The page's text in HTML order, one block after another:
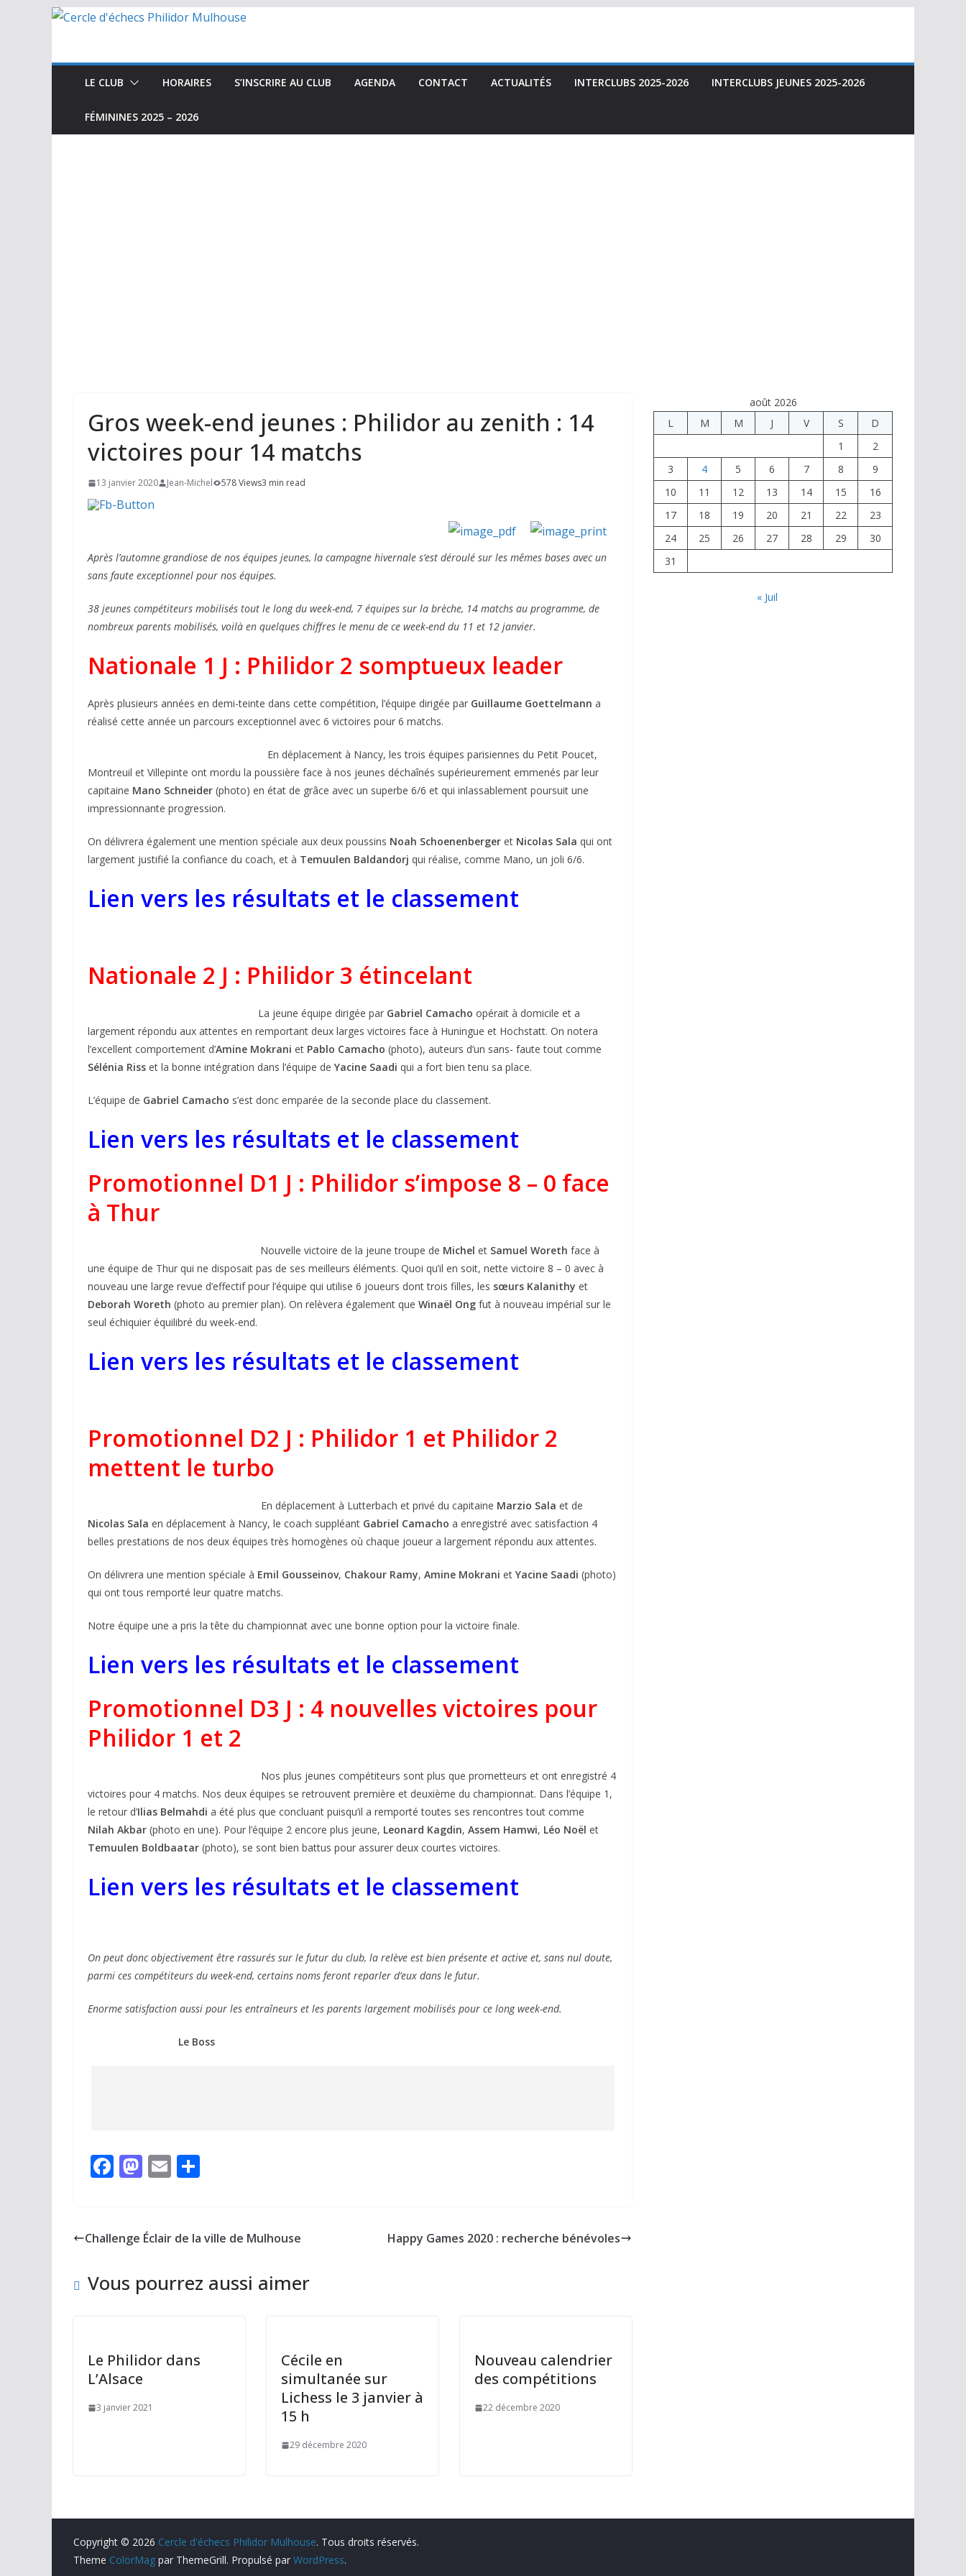
Passer
LE CLUB HORAIRES S’INSCRIRE AU CLUB AGENDA CONTACT ACTUALITÉS INTERCLUBS 2025-2026 INTERCLUBS JEUNES 2025-2026
FÉMININES 2025 – 2026
Gros week-end jeunes : Philidor au zenith : 14
victoires pour 14 matchs
13 janvier 2020 Jean-Michel 578 Views3 min read
Après l’automne grandiose de nos équipes jeunes, la campagne hivernale s’est déroulé sur les mêmes bases avec un
sans faute exceptionnel pour nos équipes.
38 jeunes compétiteurs mobilisés tout le long du week-end, 7 équipes sur la brèche, 14 matchs au programme, de
nombreux parents mobilisés, voilà en quelques chiffres le menu de ce week-end du 11 et 12 janvier.
Nationale 1 J : Philidor 2 somptueux leader
Après plusieurs années en demi-teinte dans cette compétition, l’équipe dirigée par Guillaume Goettelmann a
réalisé cette année un parcours exceptionnel avec 6 victoires pour 6 matchs.
En déplacement à Nancy, les trois équipes parisiennes du Petit Poucet,
Montreuil et Villepinte ont mordu la poussière face à nos jeunes déchaînés supérieurement emmenés par leur
capitaine Mano Schneider (photo) en état de grâce avec un superbe 6/6 et qui inlassablement poursuit une
impressionnante progression.
On délivrera également une mention spéciale aux deux poussins Noah Schoenenberger et Nicolas Sala qui ont
largement justifié la confiance du coach, et à Temuulen Baldandorj qui réalise, comme Mano, un joli 6/6.
Lien vers les résultats et le classement
Nationale 2 J : Philidor 3 étincelant
La jeune équipe dirigée par Gabriel Camacho opérait à domicile et a
largement répondu aux attentes en remportant deux larges victoires face à Huningue et Hochstatt. On notera
l’excellent comportement d’Amine Mokrani et Pablo Camacho (photo), auteurs d’un sans- faute tout comme
Sélénia Riss et la bonne intégration dans l’équipe de Yacine Saadi qui a fort bien tenu sa place.
L’équipe de Gabriel Camacho s’est donc emparée de la seconde place du classement.
Lien vers les résultats et le classement
Promotionnel D1 J : Philidor s’impose 8 – 0 face
à Thur
Nouvelle victoire de la jeune troupe de Michel et Samuel Woreth face à
une équipe de Thur qui ne disposait pas de ses meilleurs éléments. Quoi qu’il en soit, nette victoire 8 – 0 avec à
nouveau une large revue d’effectif pour l’équipe qui utilise 6 joueurs dont trois filles, les sœurs Kalanithy et
Deborah Woreth (photo au premier plan). On relèvera également que Winaël Ong fut à nouveau impérial sur le
seul échiquier équilibré du week-end.
Lien vers les résultats et le classement
Promotionnel D2 J : Philidor 1 et Philidor 2
mettent le turbo
En déplacement à Lutterbach et privé du capitaine Marzio Sala et de
Nicolas Sala en déplacement à Nancy, le coach suppléant Gabriel Camacho a enregistré avec satisfaction 4
belles prestations de nos deux équipes très homogènes où chaque joueur a largement répondu aux attentes.
On délivrera une mention spéciale à Emil Gousseinov, Chakour Ramy, Amine Mokrani et Yacine Saadi (photo)
qui ont tous remporté leur quatre matchs.
Notre équipe une a pris la tête du championnat avec une bonne option pour la victoire finale.
Lien vers les résultats et le classement
Promotionnel D3 J : 4 nouvelles victoires pour
Philidor 1 et 2
Nos plus jeunes compétiteurs sont plus que prometteurs et ont enregistré 4
victoires pour 4 matchs. Nos deux équipes se retrouvent première et deuxième du championnat. Dans l’équipe 1,
le retour d’Ilias Belmahdi a été plus que concluant puisqu’il a remporté toutes ses rencontres tout comme
Nilah Akbar (photo en une). Pour l’équipe 2 encore plus jeune, Leonard Kagdin, Assem Hamwi, Léo Noël et
Temuulen Boldbaatar (photo), se sont bien battus pour assurer deux courtes victoires.
Lien vers les résultats et le classement
On peut donc objectivement être rassurés sur le futur du club, la relève est bien présente et active et, sans nul doute,
parmi ces compétiteurs du week-end, certains noms feront reparler d’eux dans le futur.
Enorme satisfaction aussi pour les entraîneurs et les parents largement mobilisés pour ce long week-end.
Le Boss
F
b
o
M
d
n
E
l g
Challenge Éclair de la ville de Mulhouse Happy Games 2020 : recherche bénévoles
Vous pourrez aussi aimer
Le Philidor dans
L’Alsace
3 janvier 2021
Cécile en
simultanée sur
Lichess le 3 janvier à
15 h
29 décembre 2020
Nouveau calendrier
des compétitions
22 décembre 2020
août 2026
L
M M J V S
D
1
2
3
4 5 6 7 8
9
10
11 12 13 14 15
16
17
18 19 20 21 22
23
24
25 26 27 28 29
30
31
« Juil
Copyright © 2026 Cercle d'échecs Philidor Mulhouse. Tous droits réservés.
Theme ColorMag par ThemeGrill. Propulsé par WordPress.